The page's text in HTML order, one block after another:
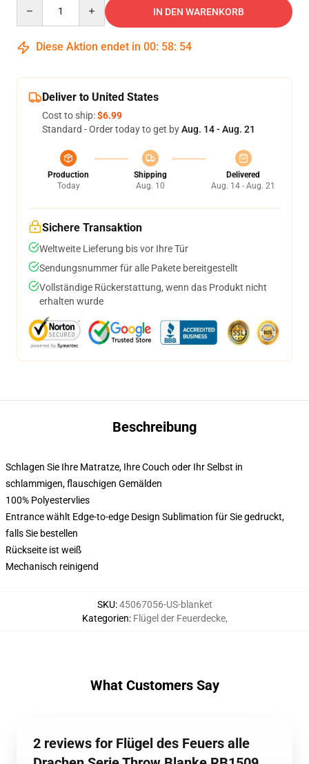
IN DEN WARENKORB
Diese Aktion endet in 00: 58: 53
Deliver to United States
Cost to ship:$6.99
Standard - Order today to get byAug. 14 - Aug. 21
Production
Today
Shipping
Aug. 10
Delivered
Aug. 14 - Aug. 21
Sichere Transaktion
Weltweite Lieferung bis vor Ihre Tür
Sendungsnummer für alle Pakete bereitgestellt
Vollständige Rückerstattung, wenn das Produkt nicht
erhalten wurde
Beschreibung
Schlagen Sie Ihre Matratze, Ihre Couch oder Ihr Selbst in
schlammigen, flauschigen Gemälden
100% Polyestervlies
Entrance wählt Edge-to-edge Design Sublimation für Sie gedruckt,
falls Sie bestellen
Rückseite ist weiß
Mechanisch reinigend
SKU:45067056-US-blanket
Kategorien: Flügel der Feuerdecke,
What Customers Say
2 reviews for Flügel des Feuers alle